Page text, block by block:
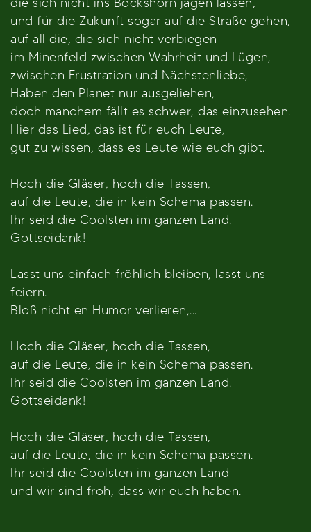
und für die Zukunft sogar auf die Straße gehen,
auf all die, die sich nicht verbiegen
im Minenfeld zwischen Wahrheit und Lügen,
zwischen Frustration und Nächstenliebe,
Haben den Planet nur ausgeliehen,
doch manchem fällt es schwer, das einzusehen.
Hier das Lied, das ist für euch Leute,
gut zu wissen, dass es Leute wie euch gibt.
Hoch die Gläser, hoch die Tassen,
auf die Leute, die in kein Schema passen.
Ihr seid die Coolsten im ganzen Land.
Gottseidank!
Lasst uns einfach fröhlich bleiben, lasst uns
feiern.
Bloß nicht en Humor verlieren,...
Hoch die Gläser, hoch die Tassen,
auf die Leute, die in kein Schema passen.
Ihr seid die Coolsten im ganzen Land.
Gottseidank!
Hoch die Gläser, hoch die Tassen,
auf die Leute, die in kein Schema passen.
Ihr seid die Coolsten im ganzen Land
und wir sind froh, dass wir euch haben.